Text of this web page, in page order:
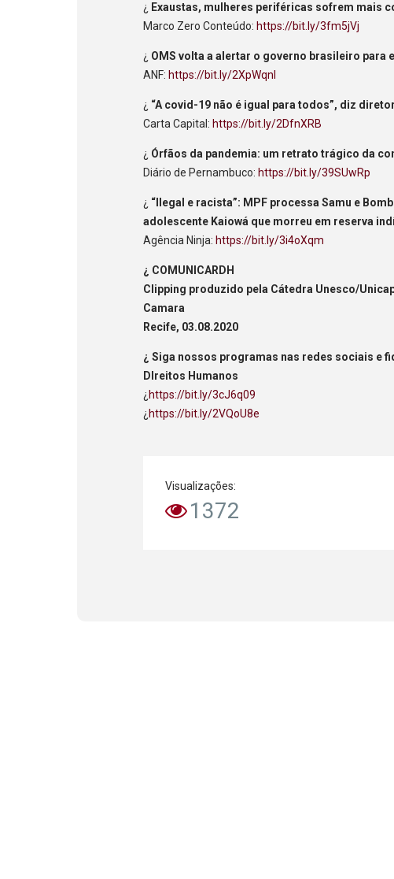
¿ Exaustas, mulheres periféricas sofrem mais
Marco Zero Conteúdo: https://bit.ly/3fm5jVj
¿ OMS volta a alertar o governo brasileiro para
ANF: https://bit.ly/2XpWqnl
¿ “A covid-19 não é igual para todos”, diz
Carta Capital: https://bit.ly/2DfnXRB
¿ Órfãos da pandemia: um retrato trágico da
Diário de Pernambuco: https://bit.ly/39SUwRp
¿ “Ilegal e racista”: MPF processa Samu e
adolescente Kaiowá que morreu em reserva
Agência Ninja: https://bit.ly/3i4oXqm
¿ COMUNICARDH
Clipping produzido pela Cátedra Unesco/
Camara
Recife, 03.08.2020
¿ Siga nossos programas nas redes sociais e
DIreitos Humanos
¿ https://bit.ly/3cJ6q09
¿ https://bit.ly/2VQoU8e
Visualizações:
1372